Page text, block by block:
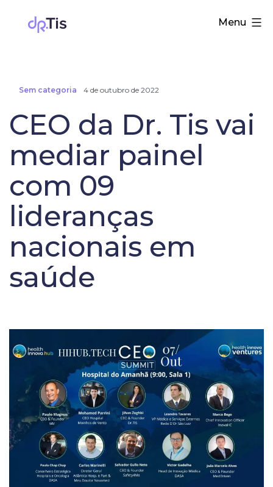
Menu
Sem categoria 4 de outubro de 2022
CEO da Dr. Tis vai
mediar painel
com 09
lideranças
nacionais em
saúde